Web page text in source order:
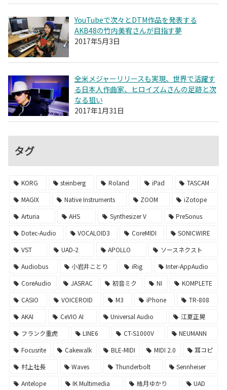
YouTubeで次々とDTM作品を発表する
AKB48の竹内美宥さんが目指す夢
2017年5月3日
全米メジャーリリースも実現、世界で活躍す
る日本人作曲家、ヒロイズムさんの足跡と次
なる狙い
2017年1月31日
タグ
KORG steinberg Roland iPad
TASCAM
MAGIX
Native Instruments ZOOM
iZotope
Arturia
AHS Synthesizer V
PreSonus
Dotec-Audio
VOCALOID3 CoreMIDI
SONICWIRE
VST
UAD-2 APOLLO
ソースネクスト
Audiobus
小岩井ことり iRig
Inter-AppAudio
CoreAudio
JASRAC 初音ミク NI
KOMPLETE
CASIO
VOICEROID M3 iPhone
TR-808
AKAI
CeVIO AI Universal Audio
江夏正晃
フランク重虎
LINE6 CT-S1000V
NEUMANN
Focusrite
Cakewalk BLE-MIDI MIDI 2.0
耳コピ
村上社長
Waves Thunderbolt
Sennheiser
Antelope
IK Multimedia 結月ゆかり
UAD